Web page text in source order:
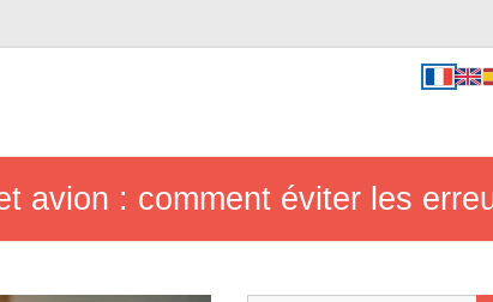
avion : comment éviter les